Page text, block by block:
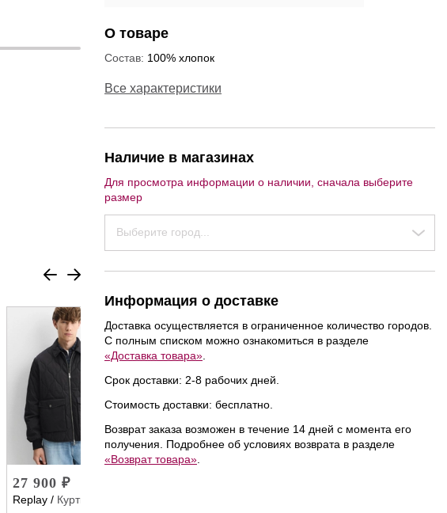
NEW
27 900 ₽
Replay / Куртка
NEW
О товаре
Состав: 100% хлопок
Все характеристики
Наличие в магазинах
Для просмотра информации о наличии, сначала выберите
размер
Выберите город...
Информация о доставке
Доставка осуществляется в ограниченное количество городов.
С полным списком можно ознакомиться в разделе
«Доставка товара»
Срок доставки: 2-8 рабочих дней.
Стоимость доставки: бесплатно.
Возврат заказа возможен в течение 14 дней с момента его
получения. Подробнее об условиях возврата в разделе
«Возврат товара»